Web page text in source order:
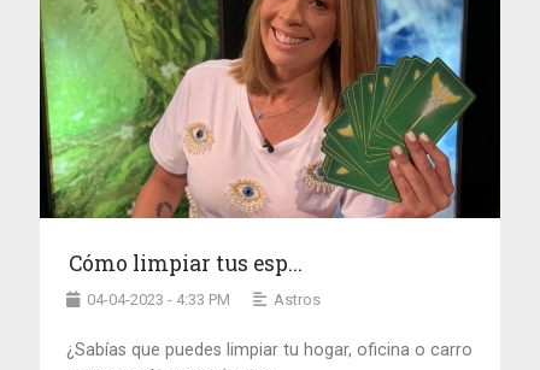
Cómo limpiar tus esp...
04-04-2023 - 4:33 PM Astros
¿Sabías que puedes limpiar tu hogar, oficina o carro